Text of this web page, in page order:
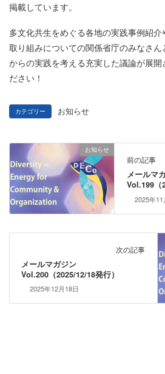
掲載しています。
多文化共生をめぐる各地の実践事例紹
取り組みについての関係省庁のみなさ
からの実践を考える充実した議論が展開
ださい！
カテゴリー お知らせ
お知らせ
前の記事
メールマ
Vol.199（
2025年11
次の記事
メールマガジン
Vol.200（2025/12/18発行）
2025年12月18日